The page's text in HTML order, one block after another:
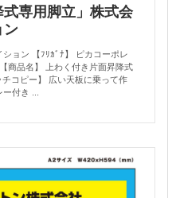
式専用脚立」株式会
ン
ション 【ﾌﾘｶﾞﾅ】 ピカコーポレ
商品名】 上わく付き片面昇降式
コピー】 広い天板に乗って作
付き ...